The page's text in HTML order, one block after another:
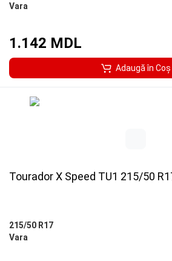
Vara
1.142 MDL
Adaugă în Coş
Tourador X Speed TU1 215/50
215/50 R17
Vara